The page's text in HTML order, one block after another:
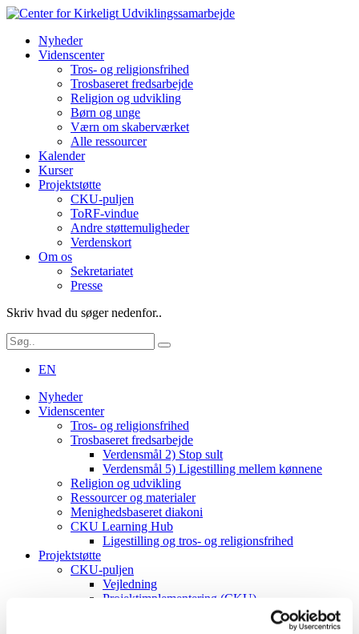
Nyheder
Videnscenter
Tros- og religionsfrihed
Trosbaseret fredsarbejde
Religion og udvikling
Børn og unge
Værn om skaberværket
Alle ressourcer
Kalender
Kurser
Projektstøtte
CKU-puljen
ToRF-vindue
Andre støttemuligheder
Verdenskort
Om os
Sekretariatet
Presse
Skriv hvad du søger nedenfor..
EN
Nyheder
Videnscenter
Tros- og religionsfrihed
Trosbaseret fredsarbejde
Verdensmål 2) Stop sult
Verdensmål 5) Ligestilling mellem kønnene
Religion og udvikling
Ressourcer og materialer
Menighedsbaseret diakoni
CKU Learning Hub
Ligestilling og tros- og religionsfrihed
Projektstøtte
CKU-puljen
Vejledning
Projektimplementering (CKU)